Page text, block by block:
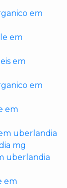
em
em
em
em
em
uberlandia
mg
uberlandia
em